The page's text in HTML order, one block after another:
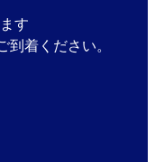
す
着ください。